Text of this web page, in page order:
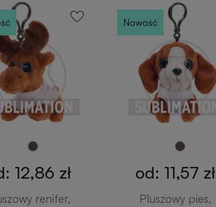
12,86 zł
renifer,
Nowość
od: 11,57 zł
Pluszowy pies,